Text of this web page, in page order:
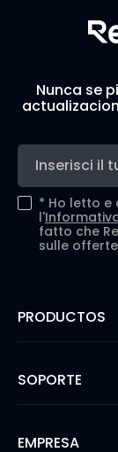
Nunca se
* Ho letto e
l'
fatto che
sulle
PRODUCTOS
Cámaras
Cámaras IP
Sistemas
SOPORTE
Blog
EMPRESA